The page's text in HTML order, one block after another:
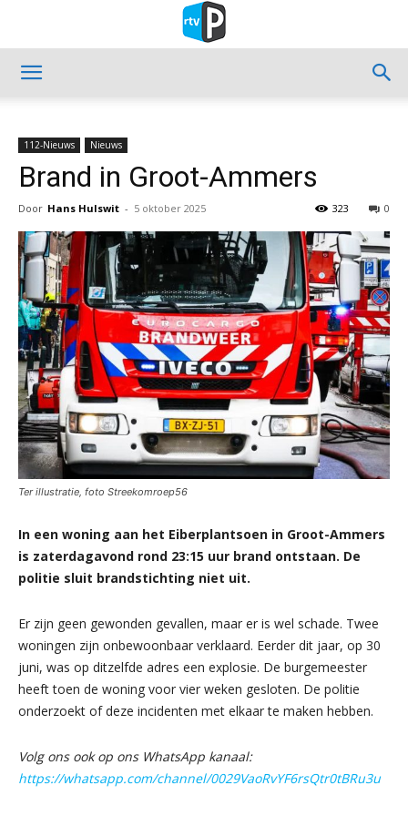
112-Nieuws Nieuws
Brand in Groot-Ammers
Door Hans Hulswit - 5 oktober 2025 0
323
Ter illustratie, foto Streekomroep56
In een woning aan het Eiberplantsoen in Groot-Ammers
is zaterdagavond rond 23:15 uur brand ontstaan. De
politie sluit brandstichting niet uit.
Er zijn geen gewonden gevallen, maar er is wel schade. Twee
woningen zijn onbewoonbaar verklaard. Eerder dit jaar, op 30
juni, was op ditzelfde adres een explosie. De burgemeester
heeft toen de woning voor vier weken gesloten. De politie
onderzoekt of deze incidenten met elkaar te maken hebben.
Volg ons ook op ons WhatsApp kanaal:
https://whatsapp.com/channel/0029VaoRvYF6rsQtr0tBRu3u